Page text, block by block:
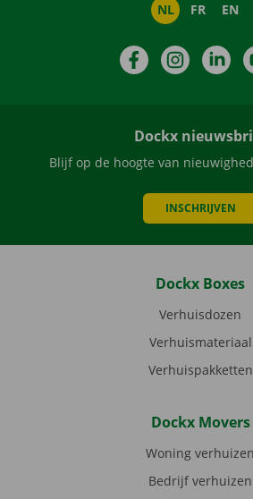
NL FR EN
FacebookInstagram
Dockx
Blijf op de hoogte van
INSCHRIJVEN
Dockx Boxes
Verhuisdozen
Verhuismateriaal
Verhuispakketten
Dockx Movers
Woning verhuizen
Bedrijf verhuizen